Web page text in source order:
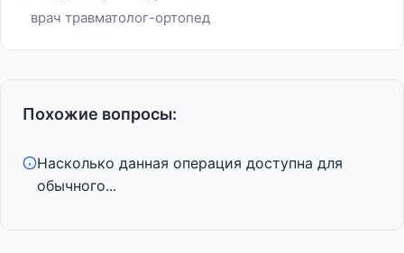
врач травматолог-ортопед
Похожие вопросы:
Насколько данная операция доступна для
обычного...